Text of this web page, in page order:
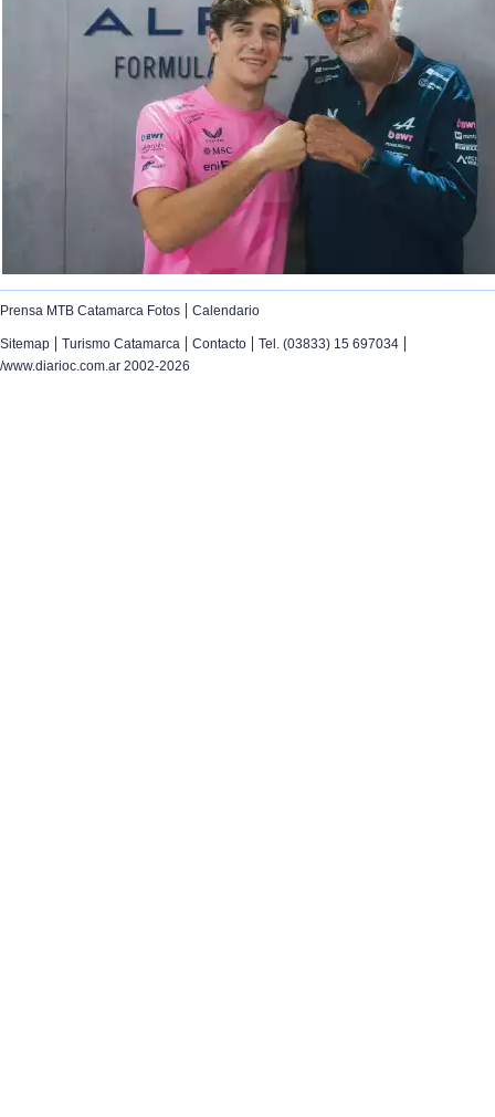
Prensa MTB Catamarca Fotos | Calendario
Sitemap | Turismo Catamarca | Contacto | Tel. (03833) 15 697034 |
/www.diarioc.com.ar 2002-2026